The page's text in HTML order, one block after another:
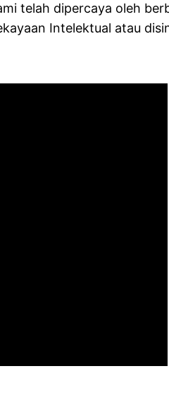
telah dipercaya oleh
Intelektual atau